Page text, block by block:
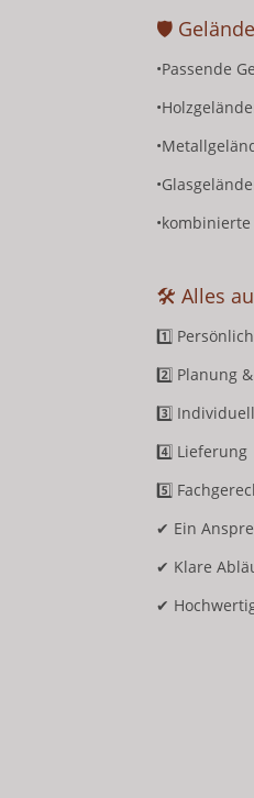
🛡
•Passende
🛠 Alles
1️⃣
2️⃣ Planung
3️⃣
4️⃣ Lieferung
5️⃣
✔ Ein
✔ Klare
✔